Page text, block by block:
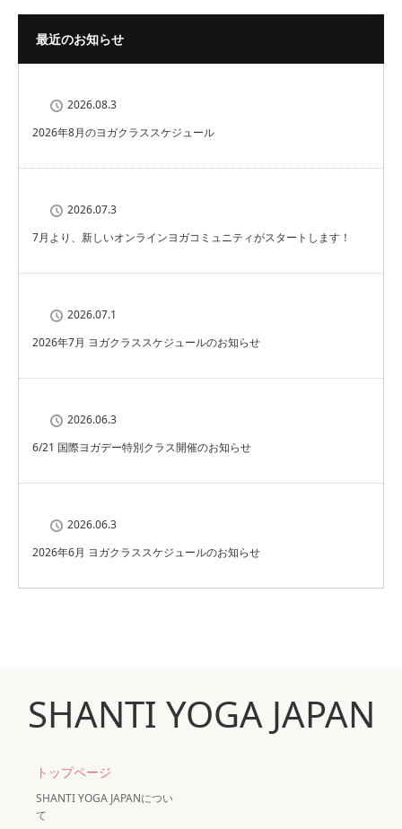
最近のお知らせ
2026.08.3
2026年8月のヨガクラススケジュール
2026.07.3
7月より、新しいオンラインヨガコミュニティがスタートします！
2026.07.1
2026年7月 ヨガクラススケジュールのお知らせ
2026.06.3
6/21 国際ヨガデー特別クラス開催のお知らせ
2026.06.3
2026年6月 ヨガクラススケジュールのお知らせ
SHANTI YOGA JAPAN
トップページ
SHANTI YOGA JAPANについ
て